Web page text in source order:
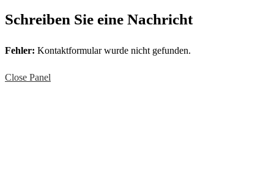
Schreiben Sie eine Nachricht
Fehler: Kontaktformular wurde nicht gefunden.
Close Panel